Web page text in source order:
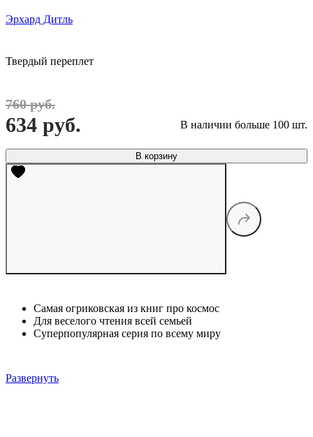
Эрхард Дитль
Твердый переплет
760 руб.
634 руб. В наличии больше 100 шт.
В корзину
Самая огриковская из книг про космос
Для веселого чтения всей семьей
Суперпопулярная серия по всему миру
Развернуть